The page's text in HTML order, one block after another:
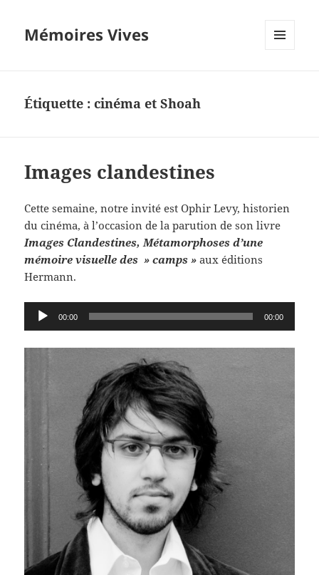
Mémoires Vives
Étiquette :cinéma et Shoah
Images clandestines
Cette semaine, notre invité est Ophir Levy, historien
du cinéma, à l’occasion de la parution de son livre
Images Clandestines, Métamorphoses d’une
mémoire visuelle des » camps » aux éditions
Hermann.
Lecteur
audio
00:00 00:00